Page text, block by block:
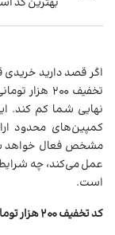
اگر قصد دارید خریدی
تخفیف ۲۰۰
نهایی شما کم کند.
کمپین‌های محدود
مشخص فعال خواهد
عمل می‌کند، چه
است.
کد تخفیف ۲۰۰ هزار تومانی چه کاربردی دارد؟